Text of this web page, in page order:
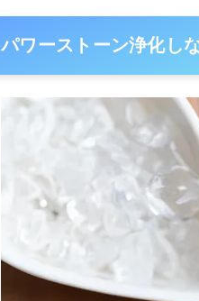
パワーストーン浄化し